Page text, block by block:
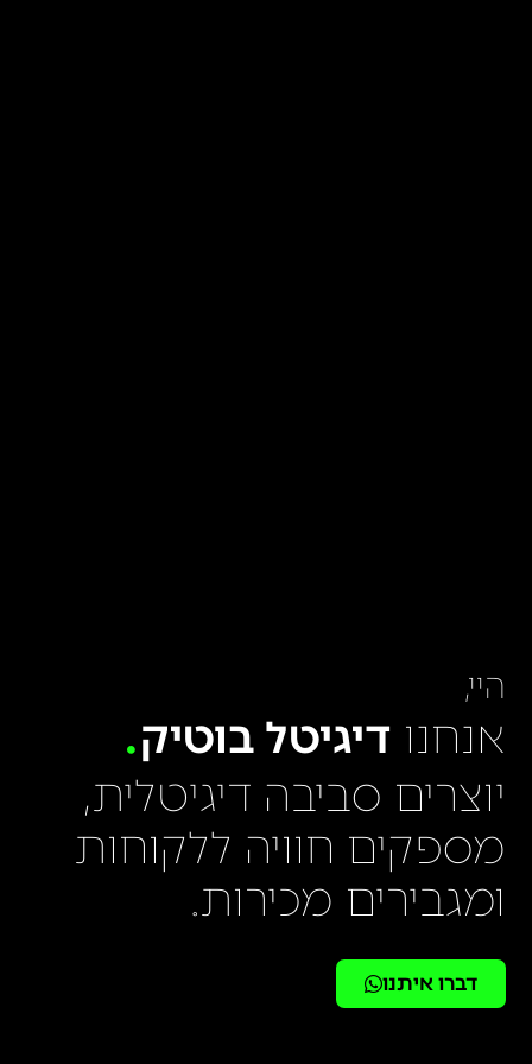
היי,
אנחנו דיגיטל בוטיק
יוצרים סביבה דיגיטלית,
מספקים חוויה ללקוחות
ומגבירים מכירות.
דברו איתנו